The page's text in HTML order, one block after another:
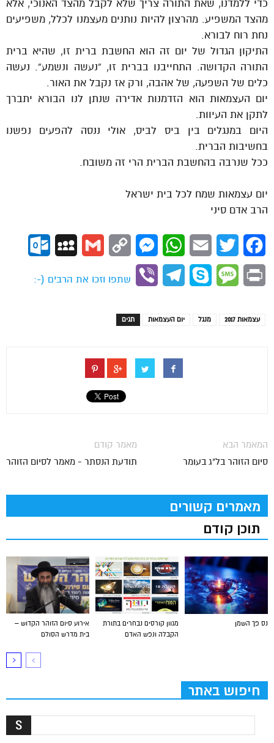
כדי ללמדנו, שאת התורה צריך שלא לקבל מהצד האנוכי, אלא
מהצד המשפיע. מהרצון להיות נותנים מעצמנו לכלל, משפיעים
נחת רוח לבורא.
התיקון הגדול של יום זה הוא החשבת ברית זו, שהיא ברית
התורה הקדושה. התחייבנו בברית זו, “נעשה ונשמע”. נעשה
כלים של השפעה, של אהבה, ורק אז נקבל את האור.
יום העצמאות הוא הזדמנות אדירה שנתן לנו הבורא יתברך
לתקן את העיוות.
היום במנגלים בין ביס לביס, אולי ננסה להפעים נפשנו
בחשיבות הברית.
ככל שנרבה בהחשבת הברית הרי זה משובח.
יום עצמאות שמח לכל בית ישראל
הרב אדם סיני
Facebook
Twitter
Email
WhatsApp
Messenger
Copy
Gmail
MySpace
Print
Message
Skype
Telegram
Viber
שתפו וזכו את הרבים (-:
תגים יום העצמאות מנגל עצמאות 2017
מאמר קודם
תודעת הנסתר - מאמר לסיום הזוהר
המאמר הבא
סיום הזוהר בל"ג בעומר
מאמרים קשורים
תוכן קודם
אירוע סיום הזוהר הקדוש –
בית מדרש הסולם
מגוון קורסים נבחרים בתורת
הקבלה ונפש האדם
נס פך השמן
חיפוש באתר